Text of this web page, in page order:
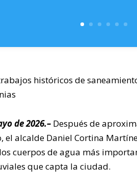
históricos de
de 2026.– Después de
el alcalde Daniel Cortina
cuerpos de agua más
que capta la ciudad.